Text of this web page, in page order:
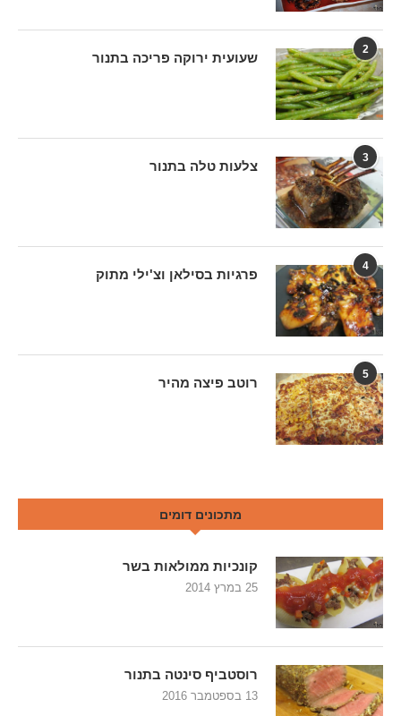
2
שעועית ירוקה פריכה בתנור
3
צלעות טלה בתנור
4
פרגיות בסילאן וצ'ילי מתוק
5
רוטב פיצה מהיר
מתכונים דומים
קונכיות ממולאות בשר
25 במרץ 2014
רוסטביף סינטה בתנור
13 בספטמבר 2016